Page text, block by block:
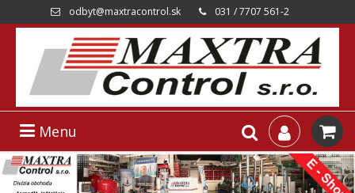
odbyt@maxtracontrol.sk 031 / 7707 561-2
Menu